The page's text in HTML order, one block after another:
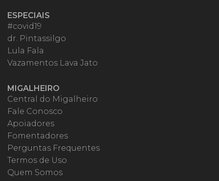
ESPECIAIS
#covid19
dr. Pintassilgo
Lula Fala
Vazamentos Lava Jato
MIGALHEIRO
Central do Migalheiro
Fale Conosco
Apoiadores
Fomentadores
Perguntas Frequentes
Termos de Uso
Quem Somos